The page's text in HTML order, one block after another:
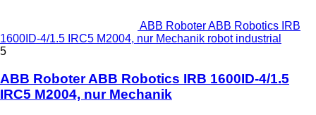
ABB Roboter ABB Robotics IRB
1600ID-4/1.5 IRC5 M2004, nur Mechanik robot industrial
5
ABB Roboter ABB Robotics IRB 1600ID-4/1.5
IRC5 M2004, nur Mechanik